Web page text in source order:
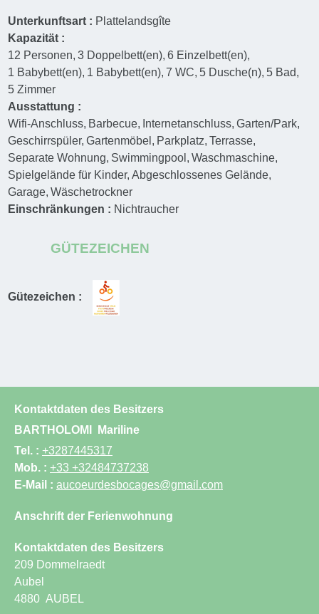
Unterkunftsart : Plattelandsgîte
Kapazität :
12 Personen 3 Doppelbett(en) 6 Einzelbett(en)
1 Babybett(en) 1 Babybett(en) 7 WC 5 Dusche(n) 5 Bad
5 Zimmer
Ausstattung :
Wifi-Anschluss Barbecue Internetanschluss Garten/Park
Geschirrspüler Gartenmöbel Parkplatz Terrasse
Separate Wohnung Swimmingpool
Waschmaschine
Spielgelände für Kinder Abgeschlossenes Gelände
Garage Wäschetrockner
Einschränkungen : Nichtraucher
GÜTEZEICHEN
Gütezeichen :
Kontaktdaten des Besitzers
BARTHOLOMI
Mariline
Tel. : +3287445317
Mob. : +33 +32484737238
E-Mail : aucoeurdesbocages@gmail.com
Anschrift der Ferienwohnung
Kontaktdaten des Besitzers
209 Dommelraedt
Aubel
4880 AUBEL